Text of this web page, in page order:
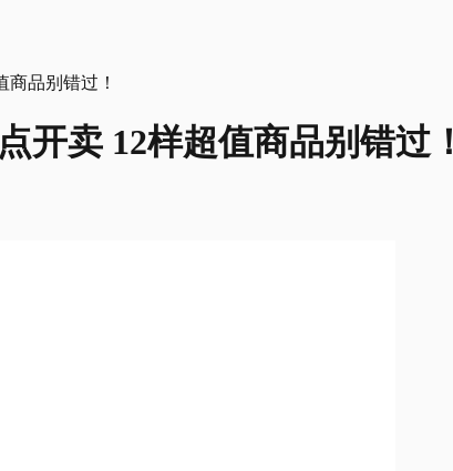
开卖 12样超值商品别错过！